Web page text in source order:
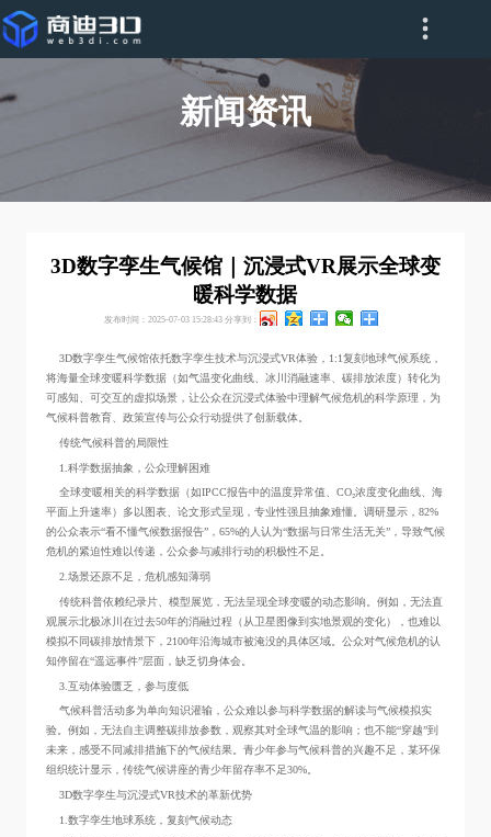
新闻资讯
3D数字孪生气候馆｜沉浸式VR展示全球变
暖科学数据
发布时间：2025-07-03 15:28:43分享到：
3D数字孪生气候馆依托数字孪生技术与沉浸式VR体验，1:1复刻地球气候系统，
将海量全球变暖科学数据（如气温变化曲线、冰川消融速率、碳排放浓度）转化为
可感知、可交互的虚拟场景，让公众在沉浸式体验中理解气候危机的科学原理，为
气候科普教育、政策宣传与公众行动提供了创新载体。
传统气候科普的局限性
1.科学数据抽象，公众理解困难
全球变暖相关的科学数据（如IPCC报告中的温度异常值、CO₂浓度变化曲线、海
平面上升速率）多以图表、论文形式呈现，专业性强且抽象难懂。调研显示，82%
的公众表示“看不懂气候数据报告”，65%的人认为“数据与日常生活无关”，导致气候
危机的紧迫性难以传递，公众参与减排行动的积极性不足。
2.场景还原不足，危机感知薄弱
传统科普依赖纪录片、模型展览，无法呈现全球变暖的动态影响。例如，无法直
观展示北极冰川在过去50年的消融过程（从卫星图像到实地景观的变化），也难以
模拟不同碳排放情景下，2100年沿海城市被淹没的具体区域。公众对气候危机的认
知停留在“遥远事件”层面，缺乏切身体会。
3.互动体验匮乏，参与度低
气候科普活动多为单向知识灌输，公众难以参与科学数据的解读与气候模拟实
验。例如，无法自主调整碳排放参数，观察其对全球气温的影响；也不能“穿越”到
未来，感受不同减排措施下的气候结果。青少年参与气候科普的兴趣不足，某环保
组织统计显示，传统气候讲座的青少年留存率不足30%。
3D数字孪生与沉浸式VR技术的革新优势
1.数字孪生地球系统，复刻气候动态